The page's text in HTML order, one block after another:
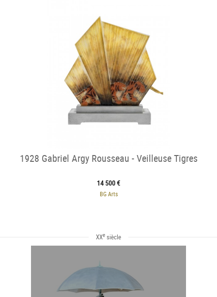
1928 Gabriel Argy Rousseau - Veilleuse Tigres
14 500 €
BG Arts
XXe siècle